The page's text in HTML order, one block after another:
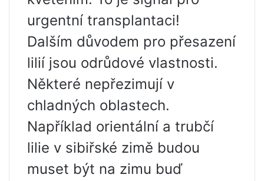
urgentní transplantaci!
Dalším důvodem pro přesazení
lilií jsou odrůdové vlastnosti.
Některé nepřezimují v
chladných oblastech.
Například orientální a trubčí
lilie v sibiřské zimě budou
muset být na zimu buď